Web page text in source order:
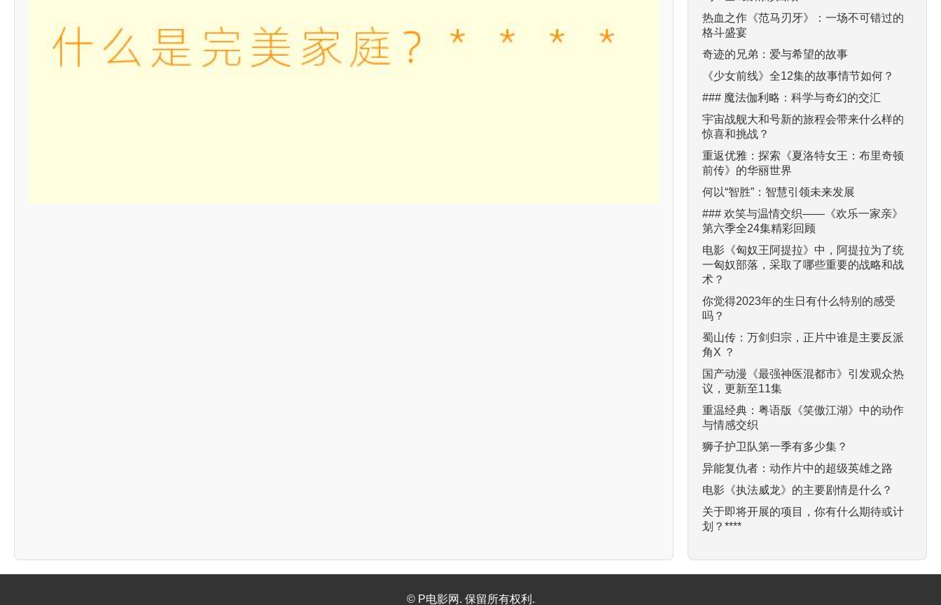
热血之作《范马刃牙》：一场不可错过的
格斗盛宴
奇迹的兄弟：爱与希望的故事
《少女前线》全12集的故事情节如何？
### 魔法伽利略：科学与奇幻的交汇
宇宙战舰大和号新的旅程会带来什么样的
惊喜和挑战？
重返优雅：探索《夏洛特女王：布里奇顿
前传》的华丽世界
何以“智胜”：智慧引领未来发展
### 欢笑与温情交织——《欢乐一家亲》
第六季全24集精彩回顾
电影《匈奴王阿提拉》中，阿提拉为了统
一匈奴部落，采取了哪些重要的战略和战
术？
你觉得2023年的生日有什么特别的感受
吗？
蜀山传：万剑归宗，正片中谁是主要反派
角X ？
国产动漫《最强神医混都市》引发观众热
议，更新至11集
重温经典：粤语版《笑傲江湖》中的动作
与情感交织
狮子护卫队第一季有多少集？
异能复仇者：动作片中的超级英雄之路
电影《执法威龙》的主要剧情是什么？
关于即将开展的项目，你有什么期待或计
划？****
© P电影网. 保留所有权利.